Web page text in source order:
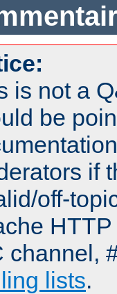
is not a
be
if
off-
channel,
lists.